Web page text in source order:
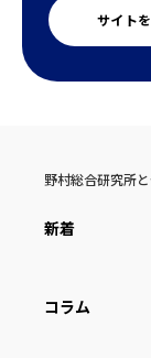
サイト
野村総合研究所
新着
コラム